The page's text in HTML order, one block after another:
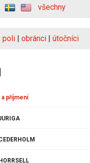
všechny
poli | obránci | útočníci
příjmení